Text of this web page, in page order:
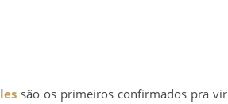
são os primeiros confirmados pra vir